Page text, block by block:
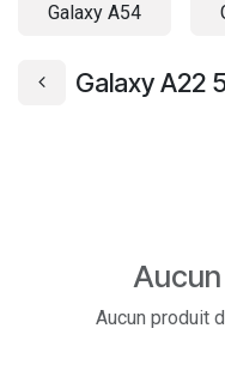
Galaxy A54
Galaxy A22
Aucun produit